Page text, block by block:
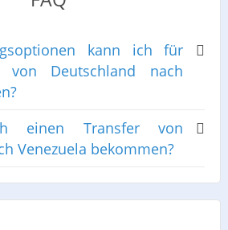
kann ich für
von Deutschland nach
einen Transfer von
Venezuela bekommen?